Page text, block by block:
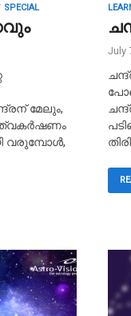
SPECIAL
മേലും,
വരുമ്പോൾ,
July